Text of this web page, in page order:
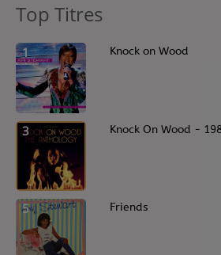
Recherche d'un titre
Top Titres
1 Knock on Wood
3 Knock On Wood -
5 Friends